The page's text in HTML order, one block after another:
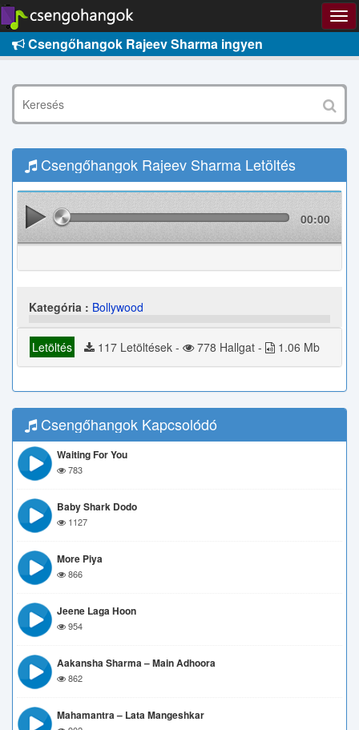
Csengőhangok Rajeev Sharma ingyen
Csengőhangok Rajeev Sharma Letöltés
00:00
Kategória : Bollywood
Letöltés 117 Letöltések - 778 Hallgat - 1.06 Mb
Csengőhangok Kapcsolódó
Waiting For You
783
Baby Shark Dodo
1127
More Piya
866
Jeene Laga Hoon
954
Aakansha Sharma – Main Adhoora
862
Mahamantra – Lata Mangeshkar